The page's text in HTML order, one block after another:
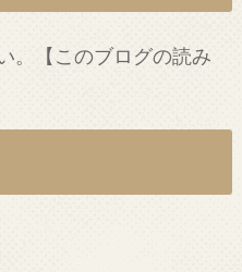
。【このブログの読み